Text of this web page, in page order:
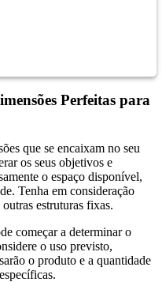
Perfeitas para
que se encaixam no seu
os seus objetivos e
o espaço disponível,
Tenha em consideração
estruturas fixas.
começar a determinar o
o uso previsto,
o produto e a quantidade